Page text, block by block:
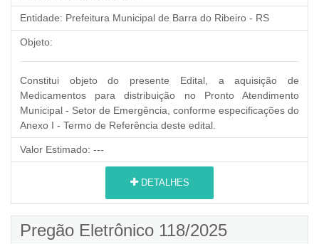
Entidade: Prefeitura Municipal de Barra do Ribeiro - RS
Objeto:
Constitui objeto do presente Edital, a aquisição de
Medicamentos para distribuição no Pronto Atendimento
Municipal - Setor de Emergência, conforme especificações do
Anexo I - Termo de Referência deste edital.
Valor Estimado: ---
DETALHES
Pregão Eletrônico 118/2025